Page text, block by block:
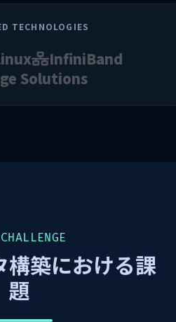
TECHNOLOGIES
InfiniBand
Solutions
構築における課
題